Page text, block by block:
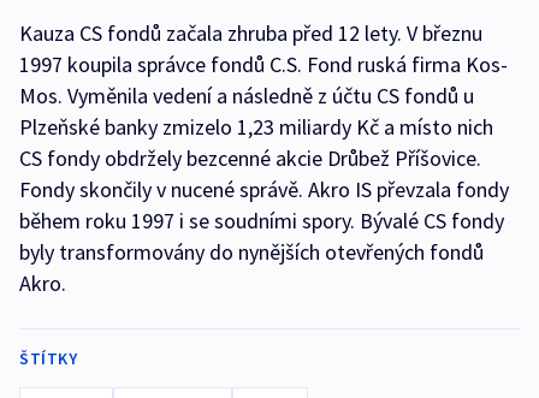
Kauza CS fondů začala zhruba před 12 lety. V březnu
1997 koupila správce fondů C.S. Fond ruská firma Kos-
Mos. Vyměnila vedení a následně z účtu CS fondů u
Plzeňské banky zmizelo 1,23 miliardy Kč a místo nich
CS fondy obdržely bezcenné akcie Drůbež Příšovice.
Fondy skončily v nucené správě. Akro IS převzala fondy
během roku 1997 i se soudními spory. Bývalé CS fondy
byly transformovány do nynějších otevřených fondů
Akro.
ŠTÍTKY